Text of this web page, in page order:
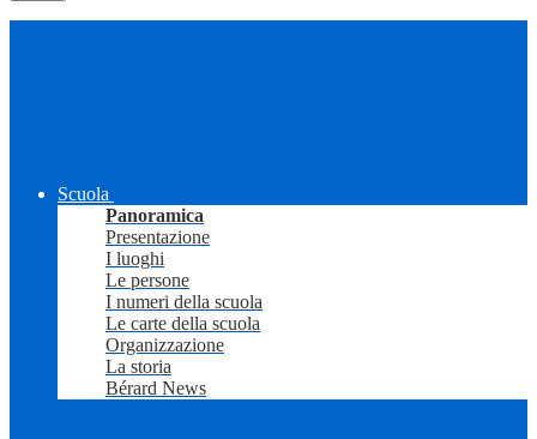
Scuola
Panoramica
Presentazione
I luoghi
Le persone
I numeri della scuola
Le carte della scuola
Organizzazione
La storia
Bérard News